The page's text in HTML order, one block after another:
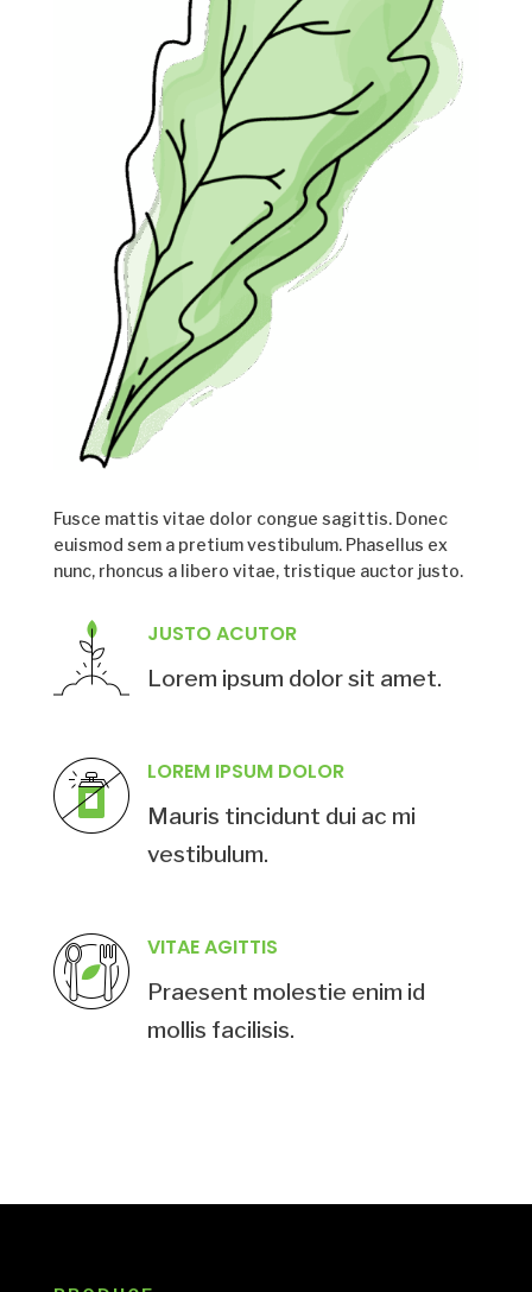
Fusce mattis vitae dolor congue sagittis. Donec
euismod sem a pretium vestibulum. Phasellus ex
nunc, rhoncus a libero vitae, tristique auctor justo.
JUSTO ACUTOR
Lorem ipsum dolor sit amet.
LOREM IPSUM DOLOR
Mauris tincidunt dui ac mi
vestibulum.
VITAE AGITTIS
Praesent molestie enim id
mollis facilisis.